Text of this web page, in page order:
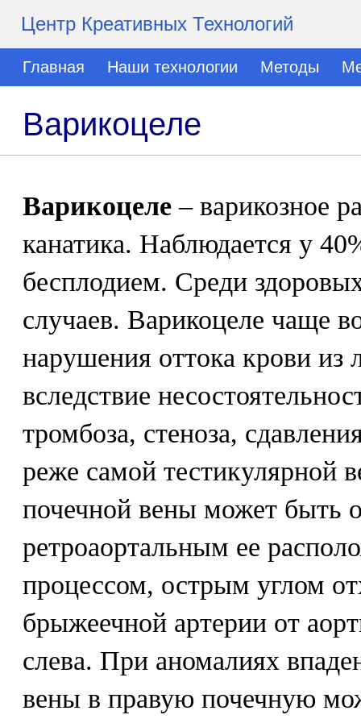
Центр Креативных Технологий
Главная Наши технологии Методы
Варикоцеле
Варикоцеле – варикозное
канатика. Наблюдается у
бесплодием. Среди
случаев. Варикоцеле чаще
нарушения оттока крови из
вследствие
тромбоза, стеноза,
реже самой тестикулярной
почечной вены может быть
ретроаортальным ее
процессом, острым углом
брыжеечной артерии от
слева. При аномалиях
вены в правую почечную